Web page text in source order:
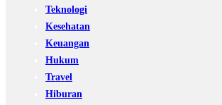
Teknologi
Kesehatan
Keuangan
Hukum
Travel
Hiburan